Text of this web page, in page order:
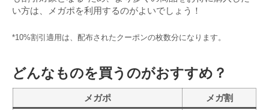
い方は、メガポを利用するのがよいでしょう！
*10%割引適用は、配布されたクーポンの枚数分になります。
どんなものを買うのがおすすめ？
メガポ
メガ割